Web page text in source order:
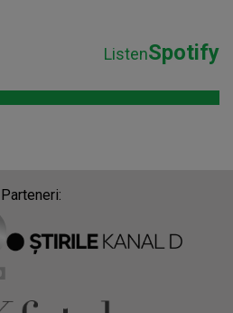
ListenSpotify
Parteneri: